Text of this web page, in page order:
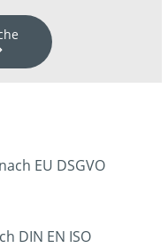
EU DSGVO
DIN EN ISO